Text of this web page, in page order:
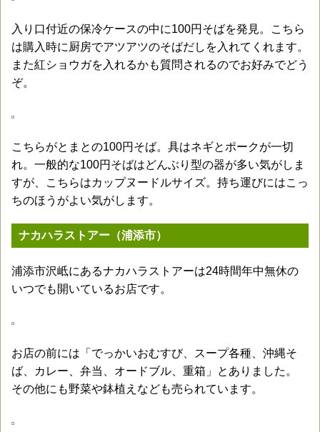
入り口付近の保冷ケースの中に100円そばを発見。こちら
は購入時に厨房でアツアツのそばだしを入れてくれます。
また紅ショウガを入れるかも質問されるのでお好みでどう
ぞ。
こちらがとまとの100円そば。具はネギとポークが一切
れ。一般的な100円そばはどんぶり型の器が多い気がしま
すが、こちらはカップヌードルサイズ。持ち運びにはこっ
ちのほうがよい気がします。
ナカハラストアー（浦添市）
浦添市沢岻にあるナカハラストアーは24時間年中無休の
いつでも開いているお店です。
お店の前には「でっかいおむすび、スープ各種、沖縄そ
ば、カレー、弁当、オードブル、重箱」とありました。
その他にも野菜や鉢植えなども売られています。